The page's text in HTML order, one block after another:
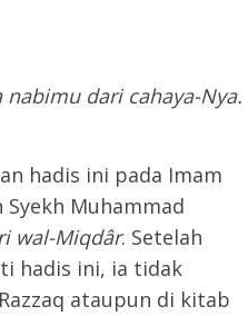
dari cahaya-Nya.
hadis ini pada Imam
Muhammad
wal-Miqdâr. Setelah
hadis ini, ia tidak
ataupun di kitab